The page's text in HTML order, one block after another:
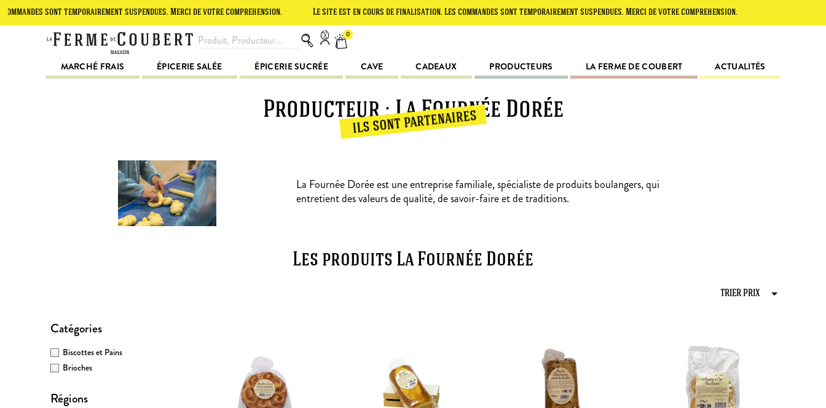
sont temporairement suspendues. Merci de votre compréhension. Le site est en cours de finalisation. Les commandes sont temporairement suspendues. Merci de votre compréhension.
0
MARCHÉ FRAIS ÉPICERIE SALÉE ÉPICERIE SUCRÉE CAVE CADEAUX PRODUCTEURS LA FERME DE COUBERT ACTUALITÉS
Producteur : La Fournée Dorée
ils sont partenaires
La Fournée Dorée est une entreprise familiale, spécialiste de produits boulangers, qui
entretient des valeurs de qualité, de savoir-faire et de traditions.
Les produits La Fournée Dorée
Catégories
Biscottes et Pains
Brioches
Régions